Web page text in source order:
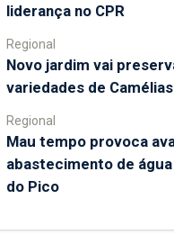
liderança no CPR
Regional
Novo jardim vai
variedades de Camélias
Regional
Mau tempo provoca
abastecimento de água
do Pico